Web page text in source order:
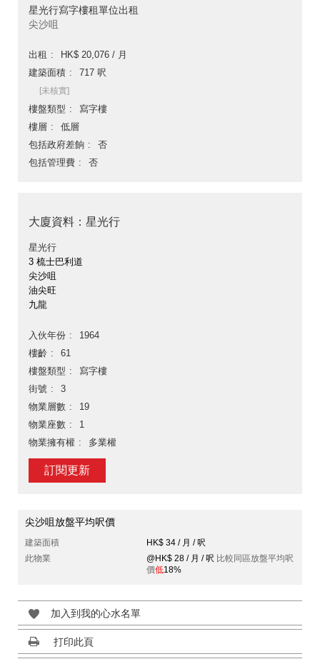
星光行寫字樓租單位出租
尖沙咀
出租
HK$ 20,076 / 月
建築面積
717 呎
[未核實]
樓盤類型
寫字樓
樓層
低層
包括政府差餉
否
包括管理費
否
大廈資料：星光行
星光行
3 梳士巴利道
尖沙咀
油尖旺
九龍
入伙年份
1964
樓齡
61
樓盤類型
寫字樓
街號
3
物業層數
19
物業座數
1
物業擁有權
多業權
訂閱更新
尖沙咀放盤平均呎價
建築面積
HK$ 34 / 月 / 呎
此物業
@HK$ 28 / 月 / 呎 比較同區放盤平均呎
價低18%
加入到我的心水名單
打印此頁